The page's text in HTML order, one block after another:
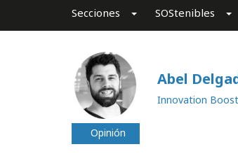
Secciones SOStenibles
Abel
Innovation
Opinión